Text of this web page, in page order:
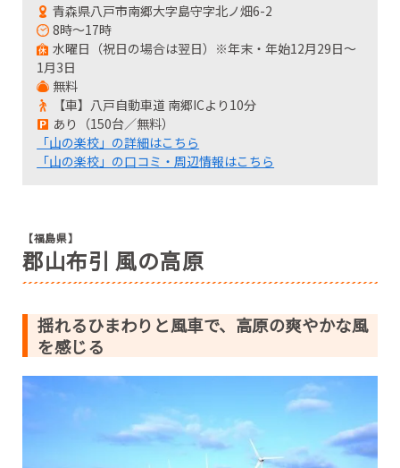
青森県八戸市南郷大字島守字北ノ畑6-2
8時～17時
水曜日（祝日の場合は翌日）※年末・年始12月29日～
1月3日
無料
【車】八戸自動車道 南郷ICより10分
あり（150台／無料）
「山の楽校」の詳細はこちら
「山の楽校」の口コミ・周辺情報はこちら
【福島県】
郡山布引 風の高原
揺れるひまわりと風車で、高原の爽やかな風
を感じる